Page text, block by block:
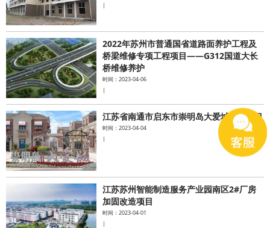
|
2022年苏州市普通国省道路面养护工程及
桥梁维修专项工程项目——G312国道大长
桥维修养护
时间：2023-04-06
|
江苏省南通市启东市崇明岛大爱城加固项目
时间：2023-04-04
|
江苏苏州智能制造服务产业园南区2#厂房
加固改造项目
时间：2023-04-01
|